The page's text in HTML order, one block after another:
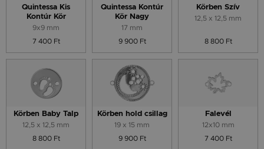
Quintessa Kis
Kontúr Kör
9x9 mm
7 400 Ft
Quintessa Kontúr
Kör Nagy
17 mm
9 900 Ft
Körben Szív
12,5 x 12,5 mm
8 800 Ft
Körben Baby Talp
12,5 x 12,5 mm
8 800 Ft
Körben hold csillag
19 x 15 mm
9 900 Ft
Falevél
12x10 mm
7 400 Ft